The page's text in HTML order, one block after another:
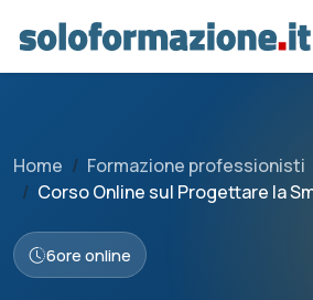
Home
Formazione professionisti
Corso Online sul Progettare la
6ore online